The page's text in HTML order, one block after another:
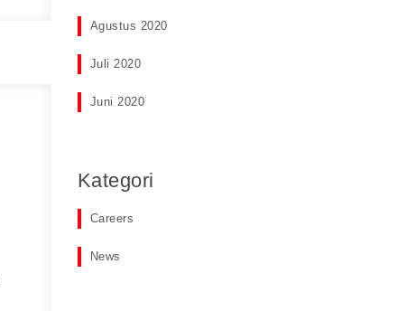
Agustus 2020
Juli 2020
Juni 2020
Kategori
Careers
News